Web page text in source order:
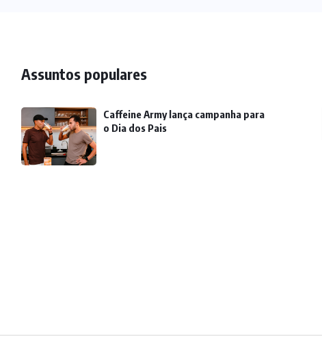
Assuntos populares
Caffeine Army lança campanha para
o Dia dos Pais